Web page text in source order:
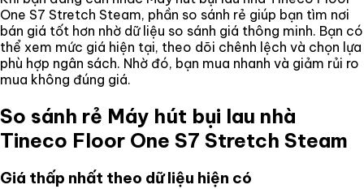
One S7 Stretch Steam, phần so sánh rẻ giúp bạn tìm nơi
bán giá tốt hơn nhờ dữ liệu so sánh giá thông minh. Bạn có
thể xem mức giá hiện tại, theo dõi chênh lệch và chọn lựa
phù hợp ngân sách. Nhờ đó, bạn mua nhanh và giảm rủi ro
mua không đúng giá.
So sánh rẻ Máy hút bụi lau nhà
Tineco Floor One S7 Stretch Steam
Giá thấp nhất theo dữ liệu hiện có